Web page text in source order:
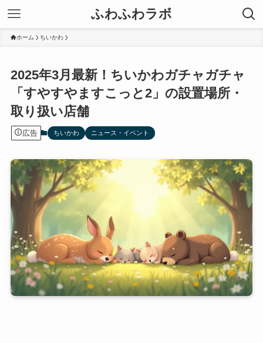
ふわふわラボ
ホーム ちいかわ
2025年3月最新！ちいかわガチャガチャ
「すやすやますこっと2」の設置場所・
取り扱い店舗
広告 ちいかわ ニュース・イベント